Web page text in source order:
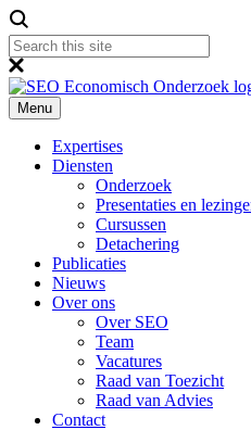
Menu
Expertises
Diensten
Onderzoek
Presentaties en
Cursussen
Detachering
Publicaties
Nieuws
Over ons
Over SEO
Team
Vacatures
Raad van Toezicht
Raad van Advies
Contact